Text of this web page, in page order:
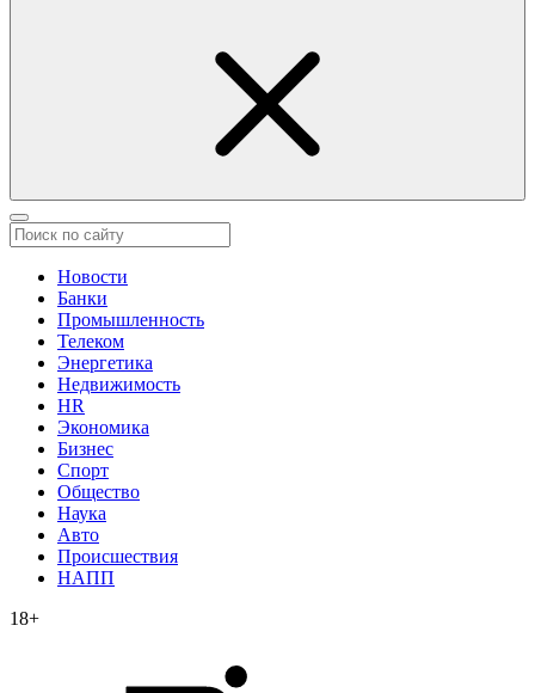
Новости
Банки
Промышленность
Телеком
Энергетика
Недвижимость
HR
Экономика
Бизнес
Спорт
Общество
Наука
Авто
Происшествия
НАПП
18+